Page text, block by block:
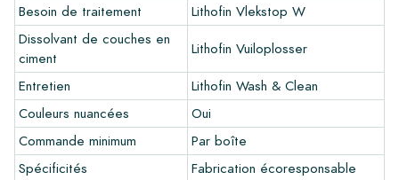
Besoin de traitement
Lithofin Vlekstop W
Dissolvant de couches en
ciment
Lithofin Vuiloplosser
Entretien
Lithofin Wash & Clean
Couleurs nuancées
Oui
Commande minimum
Par boîte
Spécificités
Fabrication écoresponsable